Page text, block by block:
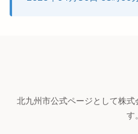
北九州市公式ページとして株
す。